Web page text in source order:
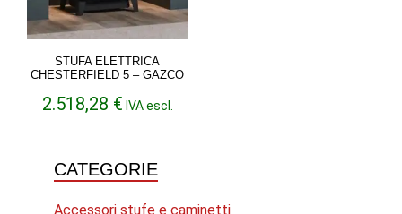
STUFA ELETTRICA
CHESTERFIELD 5 – GAZCO
2.518,28 € IVA escl.
CATEGORIE
Accessori stufe e caminetti